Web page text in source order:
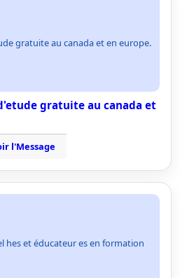
gratuite au canada et en europe.
gratuite au canada et
l'Message
hes et éducateur es en formation